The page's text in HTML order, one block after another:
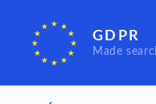
GDPR
Made
Cooperación y
Art 60 - 76